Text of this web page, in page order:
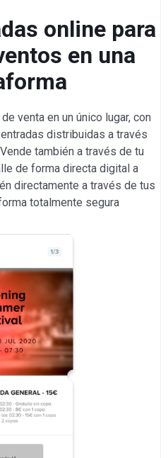
online para
en una
venta en un único lugar, con
distribuidas a través
también a través de tu
de forma directa digital a
directamente a través de tus
totalmente segura